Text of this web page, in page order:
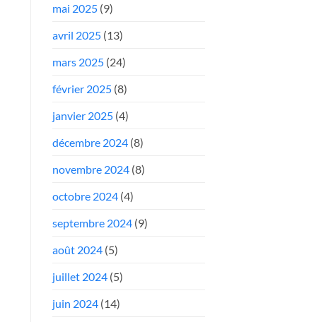
mai 2025(9)
avril 2025(13)
mars 2025(24)
février 2025(8)
janvier 2025(4)
décembre 2024(8)
novembre 2024(8)
octobre 2024(4)
septembre 2024(9)
août 2024(5)
juillet 2024(5)
juin 2024(14)